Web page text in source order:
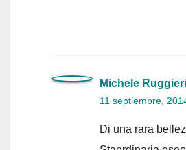
Michele Ruggieri
11 septiembre,
Di una rara